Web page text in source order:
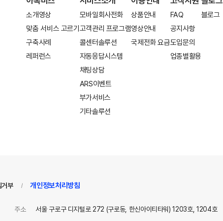
소개영상
맞춤 서비스 고르기
구축사례
레퍼런스
모바일회사전화
고객관리 프로그램
콜센터솔루션
자동응답시스템
채팅상담
ARS이벤트
부가서비스
기타솔루션
상품안내
영상안내
국제전화 요금
FAQ
공지사항
도입문의
업종별활용
블로그
거부 / 개인정보처리방침
주소 서울 구로구 디지털로 272 (구로동, 한신아이티타워) 1203호, 1204호